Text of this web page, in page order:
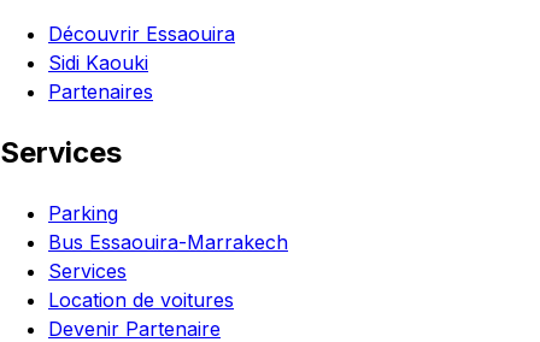
Découvrir Essaouira
Sidi Kaouki
Partenaires
Services
Parking
Bus Essaouira-Marrakech
Services
Location de voitures
Devenir Partenaire